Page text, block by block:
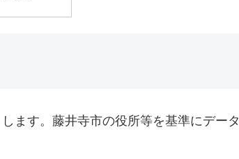
ます。藤井寺市の役所等を基準にデータ